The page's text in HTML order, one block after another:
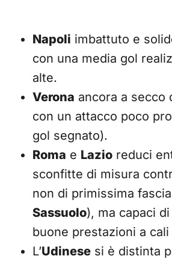
Napoli imbattuto e
con una media gol
alte.
Verona ancora a secco
con un attacco poco
gol segnato).
Roma e Lazio reduci
sconfitte di misura
non di primissima
Sassuolo), ma capaci
buone prestazioni a
L’Udinese si è distinta